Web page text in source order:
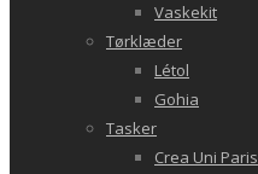
Vaskekit
Tørklæder
Létol
Gohia
Tasker
Crea Uni Paris